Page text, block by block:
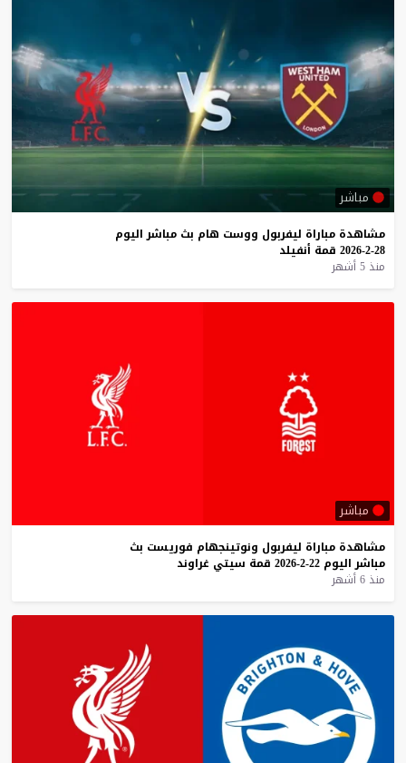
مباشر
مشاهدة مباراة ليفربول ووست هام بث مباشر اليوم
28-2-2026
قمة أنفيلد
منذ 5 أشهر
مباشر
مشاهدة مباراة ليفربول ونوتينجهام فوريست بث
مباشر اليوم 22-2-2026 قمة سيتي غراوند
منذ 6 أشهر